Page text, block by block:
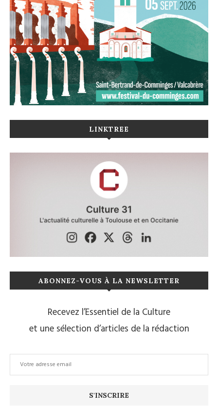
LINKTREE
ABONNEZ-VOUS À LA NEWSLETTER
Recevez l’Essentiel de la Culture
et une sélection d’articles de la rédaction